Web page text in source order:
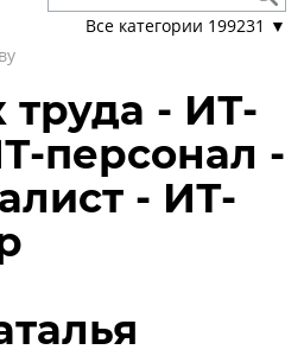
Все категории 199231 ▼
- ИТ-
персонал -
- ИТ-